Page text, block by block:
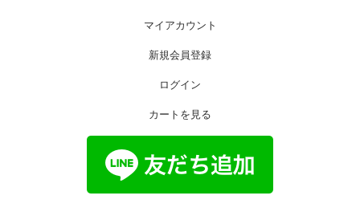
マイアカウント
新規会員登録
ログイン
カートを見る